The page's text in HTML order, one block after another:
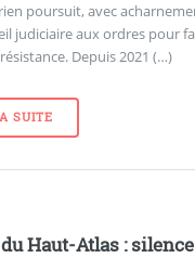
poursuit, avec
judiciaire aux ordres pour
Depuis 2021 (…)
SUITE
Haut-Atlas :